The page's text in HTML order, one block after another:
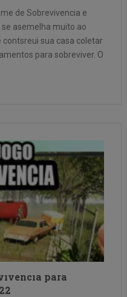
de Sobrevivencia e
asemelha muito ao
sua casa coletar
para sobreviver. O
com diversas salas …
para